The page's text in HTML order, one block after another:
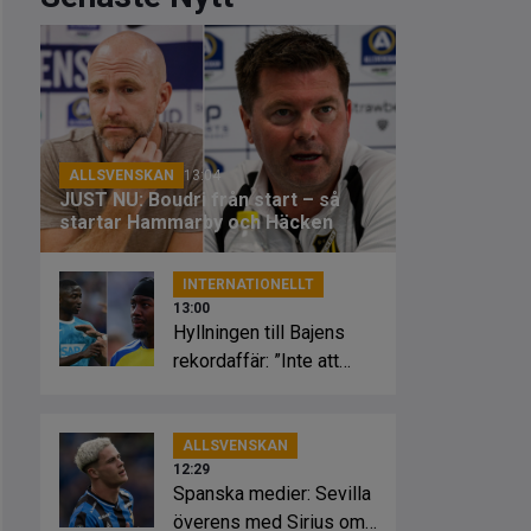
ALLSVENSKAN 13:04
JUST NU: Boudri från start – så
startar Hammarby och Häcken
INTERNATIONELLT
13:00
Hyllningen till Bajens
rekordaffär: ”Inte att
ALLSVENSKAN
12:29
Spanska medier: Sevilla
överens med Sirius om